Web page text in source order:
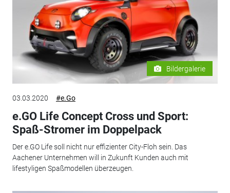
Bildergalerie
03.03.2020 #e.Go
e.GO Life Concept Cross und Sport:
Spaß-Stromer im Doppelpack
Der e.GO Life soll nicht nur effizienter City-Floh sein. Das
Aachener Unternehmen will in Zukunft Kunden auch mit
lifestyligen Spaßmodellen überzeugen.